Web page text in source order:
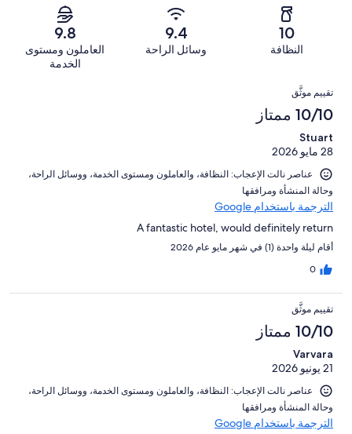
تقييمات
النزلاء
من
تقييمات
النزلاء
من
أصل
161
من
تقييمات
النزلاء
10
النظافة
9.4
وسائل الراحة
9.8
العاملون ومستوى
الخدمة
التقييمات
تقييم موثَّق
10/10 ممتاز
Stuart
28 مايو 2026
عناصر نالت الإعجاب: ⁦النظافة⁩، و⁦العاملون ومستوى الخدمة⁩، و⁦وسائل الراحة⁩،
و⁦حالة المنشأة ومرافقها⁩
الترجمة باستخدام Google
A fantastic hotel, would definitely return
أقام ليلة واحدة (1) في شهر مايو عام 2026
0
تقييم موثَّق
10/10 ممتاز
Varvara
21 يونيو 2026
عناصر نالت الإعجاب: ⁦النظافة⁩، و⁦العاملون ومستوى الخدمة⁩، و⁦وسائل الراحة⁩،
و⁦حالة المنشأة ومرافقها⁩
الترجمة باستخدام Google